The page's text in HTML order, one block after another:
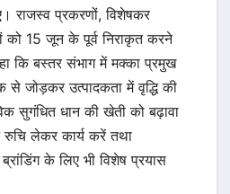
राजस्व प्रकरणों, विशेषकर
को 15 जून के पूर्व निराकृत करने
कि बस्तर संभाग में मक्का प्रमुख
जोड़कर उत्पादकता में वृद्धि की
सुगंधित धान की खेती को बढ़ावा
लेकर कार्य करें तथा
के लिए भी विशेष प्रयास